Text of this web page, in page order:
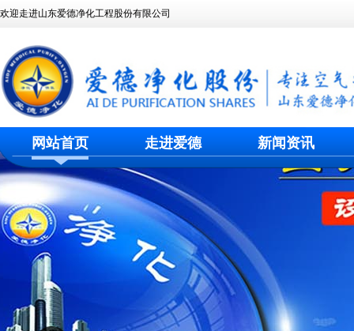
欢迎走进山东爱德净化工程股份有限公司
网站首页 走进爱德 新闻资讯